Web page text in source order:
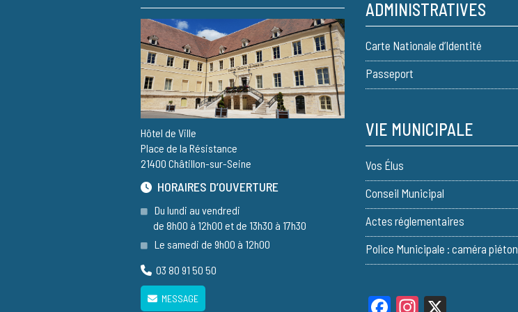
Hôtel de Ville
Place de la Résistance
21400 Châtillon-sur-Seine
HORAIRES D’OUVERTURE
Du lundi au vendredi
de 8h00 à 12h00 et de 13h30 à 17h30
Le samedi de 9h00 à 12h00
03 80 91 50 50
MESSAGE
ADMINISTRATIVES
Carte Nationale d’Identité
Passeport
VIE MUNICIPALE
Vos Élus
Conseil Municipal
Actes réglementaires
Police Municipale : caméra piéton